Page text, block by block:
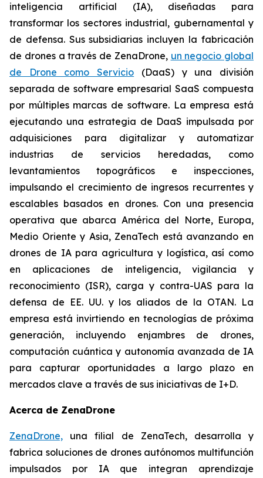
inteligencia artificial (IA), diseñadas para
transformar los sectores industrial, gubernamental y
de defensa. Sus subsidiarias incluyen la fabricación
de drones a través de ZenaDrone, un negocio global
de Drone como Servicio (DaaS) y una división
separada de software empresarial SaaS compuesta
por múltiples marcas de software. La empresa está
ejecutando una estrategia de DaaS impulsada por
adquisiciones para digitalizar y automatizar
industrias de servicios heredadas, como
levantamientos topográficos e inspecciones,
impulsando el crecimiento de ingresos recurrentes y
escalables basados en drones. Con una presencia
operativa que abarca América del Norte, Europa,
Medio Oriente y Asia, ZenaTech está avanzando en
drones de IA para agricultura y logística, así como
en aplicaciones de inteligencia, vigilancia y
reconocimiento (ISR), carga y contra-UAS para la
defensa de EE. UU. y los aliados de la OTAN. La
empresa está invirtiendo en tecnologías de próxima
generación, incluyendo enjambres de drones,
computación cuántica y autonomía avanzada de IA
para capturar oportunidades a largo plazo en
mercados clave a través de sus iniciativas de I+D.
Acerca de ZenaDrone
ZenaDrone, una filial de ZenaTech, desarrolla y
fabrica soluciones de drones autónomos multifunción
impulsados por IA que integran aprendizaje